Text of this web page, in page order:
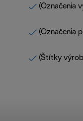
(Označenia
(Označenia
(Štítky